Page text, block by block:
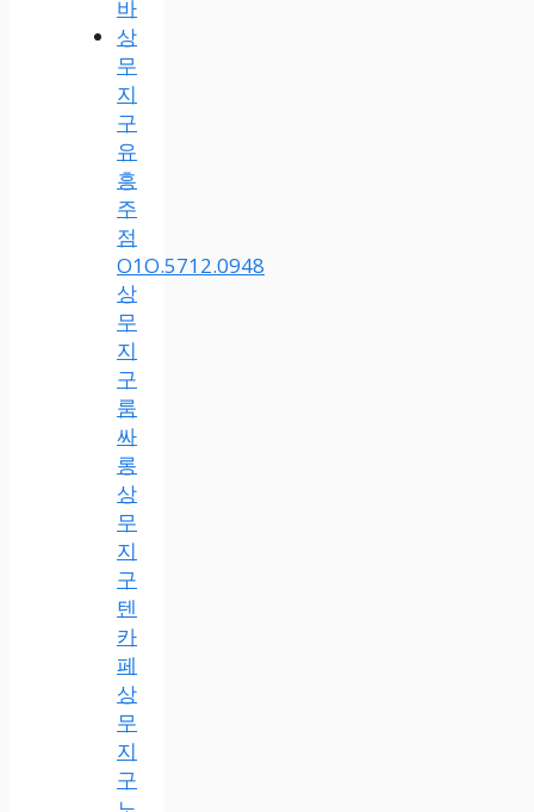
바
상
무
지
구
유
흥
주
점
O1O.5712.0948
상
무
지
구
룸
싸
롱
상
무
지
구
텐
카
페
상
무
지
구